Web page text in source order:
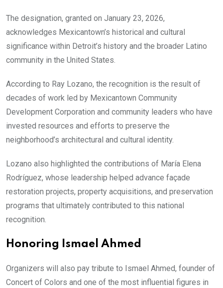
The designation, granted on January 23, 2026,
acknowledges Mexicantown’s historical and cultural
significance within Detroit’s history and the broader Latino
community in the United States.
According to Ray Lozano, the recognition is the result of
decades of work led by Mexicantown Community
Development Corporation and community leaders who have
invested resources and efforts to preserve the
neighborhood’s architectural and cultural identity.
Lozano also highlighted the contributions of María Elena
Rodríguez, whose leadership helped advance façade
restoration projects, property acquisitions, and preservation
programs that ultimately contributed to this national
recognition.
Honoring Ismael Ahmed
Organizers will also pay tribute to Ismael Ahmed, founder of
Concert of Colors and one of the most influential figures in